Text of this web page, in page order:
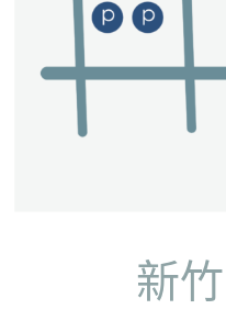
新